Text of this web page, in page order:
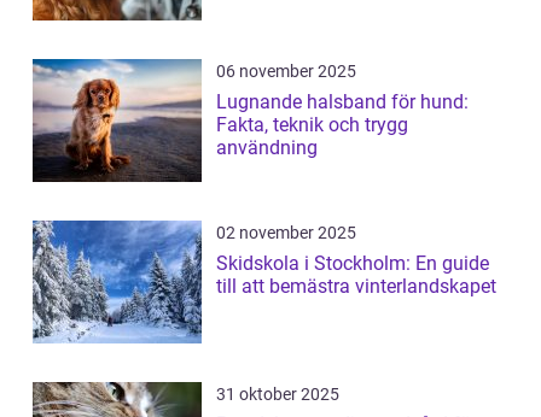
06 november 2025
Lugnande halsband för hund:
Fakta, teknik och trygg
användning
02 november 2025
Skidskola i Stockholm: En guide
till att bemästra vinterlandskapet
31 oktober 2025